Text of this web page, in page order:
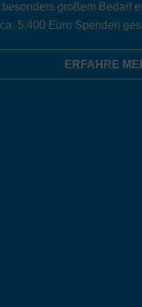
besonders großem Bedarf
ca. 5.400 Euro Spenden
ERFAHRE